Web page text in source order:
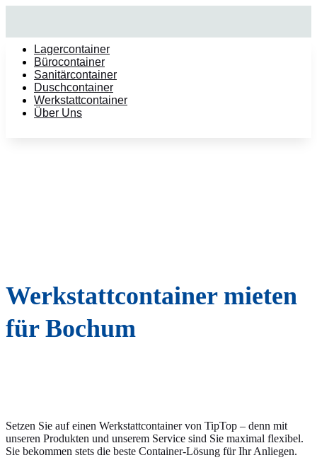
Lagercontainer
Bürocontainer
Sanitärcontainer
Duschcontainer
Werkstattcontainer
Über Uns
Werkstattcontainer mieten
für Bochum
Setzen Sie auf einen Werkstattcontainer von TipTop – denn mit
unseren Produkten und unserem Service sind Sie maximal flexibel.
Sie bekommen stets die beste Container-Lösung für Ihr Anliegen.